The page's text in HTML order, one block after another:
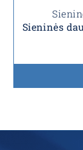
Sieninės